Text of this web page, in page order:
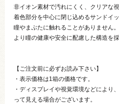
非イオン素材で汚れにくく、クリアな
着色部分を中心に閉じ込めるサンドイ
瞳やまぶたに触れることがありません。
より瞳の健康や安全に配慮した構造を
【ご注文前に必ずお読み下さい】
・表示価格は1箱の価格です。
・ディスプレイや視覚環境などにより
って見える場合がございます。